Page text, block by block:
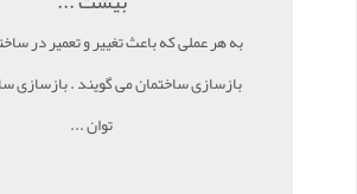
به هر عملی که باعث تغییر و تعمیر در
بازسازی ساختمان می گویند . بازسازی
توان ...